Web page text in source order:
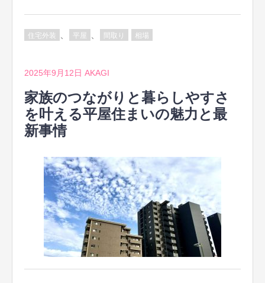
住宅外装 平屋 間取り 相場
2025年9月12日 AKAGI
家族のつながりと暮らしやすさ
を叶える平屋住まいの魅力と最
新事情